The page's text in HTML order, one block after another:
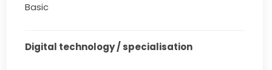
Basic
Digital technology / specialisation